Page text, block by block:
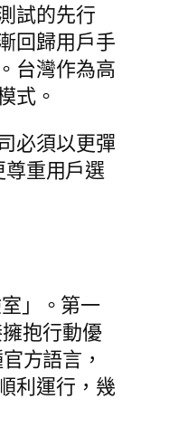
試的先行
回歸用戶手
台灣作為高
式。
必須以更彈
重用戶選
」。第一
抱行動優
方語言，
利運行，幾